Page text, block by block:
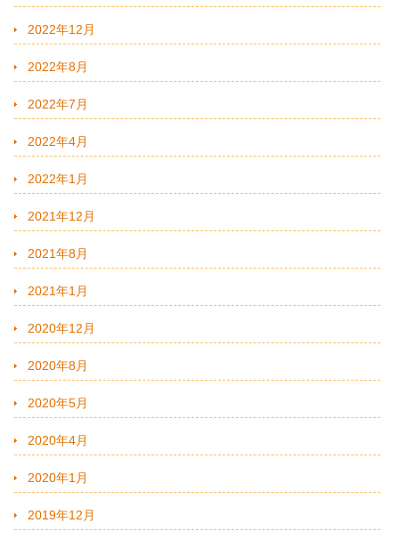
2022年12月
2022年8月
2022年7月
2022年4月
2022年1月
2021年12月
2021年8月
2021年1月
2020年12月
2020年8月
2020年5月
2020年4月
2020年1月
2019年12月